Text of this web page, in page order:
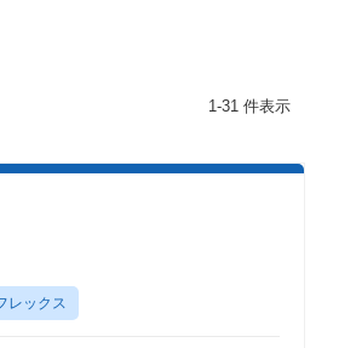
1-31 件表示
レックス